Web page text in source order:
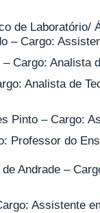
de
– Cargo:
Cargo: Analista
Analista de
Pinto – Cargo:
Professor do
Andrade –
Assistente